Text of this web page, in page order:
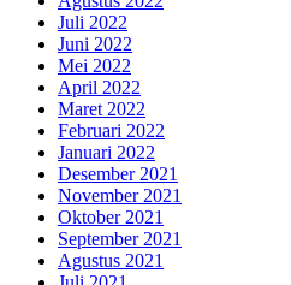
Juli 2022
Juni 2022
Mei 2022
April 2022
Maret 2022
Februari 2022
Januari 2022
Desember 2021
November 2021
Oktober 2021
September 2021
Agustus 2021